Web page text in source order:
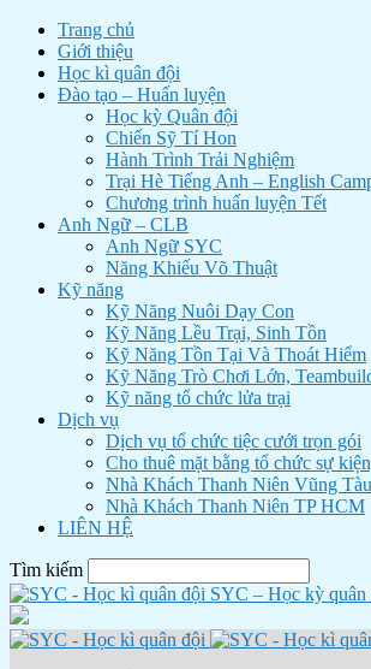
Trang chủ
Giới thiệu
Học kì quân đội
Đào tạo – Huấn luyện
Học kỳ Quân đội
Chiến Sỹ Tí Hon
Hành Trình Trải Nghiệm
Trại Hè Tiếng Anh – English
Chương trình huấn luyện Tết
Anh Ngữ – CLB
Anh Ngữ SYC
Năng Khiếu Võ Thuật
Kỹ năng
Kỹ Năng Nuôi Dạy Con
Kỹ Năng Lều Trại, Sinh Tồn
Kỹ Năng Tồn Tại Và Thoát Hiểm
Kỹ Năng Trò Chơi Lớn,
Kỹ năng tổ chức lửa trại
Dịch vụ
Dịch vụ tổ chức tiệc cưới trọn gói
Cho thuê mặt bằng tổ chức sự
Nhà Khách Thanh Niên Vũng Tàu
Nhà Khách Thanh Niên TP HCM
LIÊN HỆ
Tìm kiếm
SYC – Học kỳ quân